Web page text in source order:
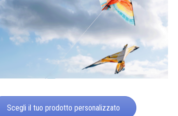
Scegli il tuo prodotto personalizzato